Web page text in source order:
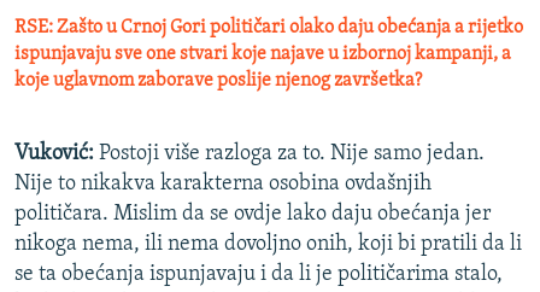
RSE: Zašto u Crnoj Gori političari olako daju obećanja a rijetko
ispunjavaju sve one stvari koje najave u izbornoj kampanji, a
koje uglavnom zaborave poslije njenog završetka?
Vuković: Postoji više razloga za to. Nije samo jedan.
Nije to nikakva karakterna osobina ovdašnjih
političara. Mislim da se ovdje lako daju obećanja jer
nikoga nema, ili nema dovoljno onih, koji bi pratili da li
se ta obećanja ispunjavaju i da li je političarima stalo,